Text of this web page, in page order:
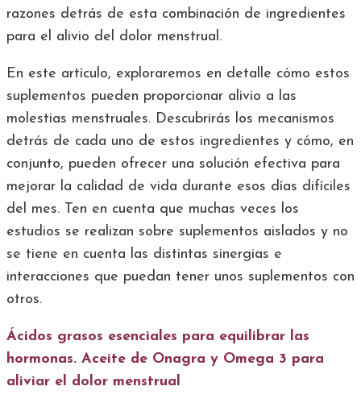
razones detrás de esta combinación de ingredientes
para el alivio del dolor menstrual.
En este artículo, exploraremos en detalle cómo estos
suplementos pueden proporcionar alivio a las
molestias menstruales. Descubrirás los mecanismos
detrás de cada uno de estos ingredientes y cómo, en
conjunto, pueden ofrecer una solución efectiva para
mejorar la calidad de vida durante esos días difíciles
del mes. Ten en cuenta que muchas veces los
estudios se realizan sobre suplementos aislados y no
se tiene en cuenta las distintas sinergias e
interacciones que puedan tener unos suplementos con
otros.
Ácidos grasos esenciales para equilibrar las
hormonas. Aceite de Onagra y Omega 3 para
aliviar el dolor menstrual